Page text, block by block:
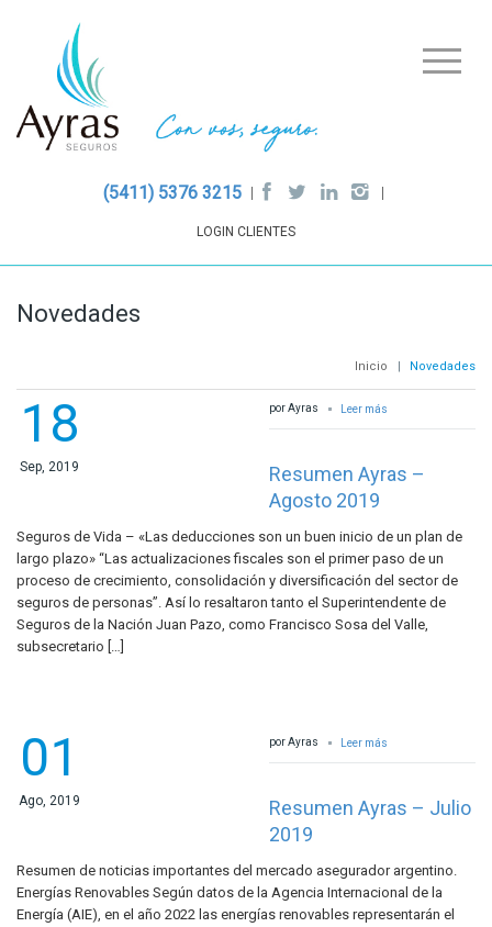
(5411) 5376 3215
LOGIN CLIENTES
Novedades
Inicio | Novedades
18
Sep, 2019
por Ayras Leer más
Resumen Ayras –
Agosto 2019
Seguros de Vida – «Las deducciones son un buen inicio de un plan de
largo plazo» “Las actualizaciones fiscales son el primer paso de un
proceso de crecimiento, consolidación y diversificación del sector de
seguros de personas”. Así lo resaltaron tanto el Superintendente de
Seguros de la Nación Juan Pazo, como Francisco Sosa del Valle,
subsecretario […]
01
Ago, 2019
por Ayras Leer más
Resumen Ayras – Julio
2019
Resumen de noticias importantes del mercado asegurador argentino.
Energías Renovables Según datos de la Agencia Internacional de la
Energía (AIE), en el año 2022 las energías renovables representarán el